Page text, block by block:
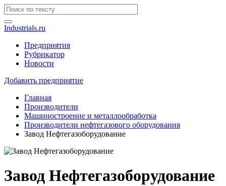
Industrials.ru
Предприятия
Рубрикатор
Новости
Добавить предприятие
Главная
Производители
Машиностроение и металлообработка
Производители нефтегазового оборудования
Завод Нефтегазоборудование
Завод Нефтегазоборудование